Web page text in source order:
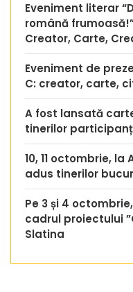
Eveniment literar
română
Creator, Carte,
Eveniment de
C: creator, carte,
A fost lansată
tinerilor
10, 11 octombrie, la
adus tinerilor
Pe 3 și 4
cadrul proiectului
Slatina